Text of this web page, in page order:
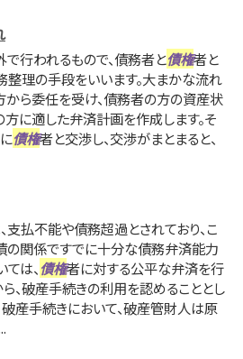
行われるもので、債務者と債権者と
整理の手段をいいます。大まかな流れ
から委任を受け、債務者の方の資産状
に適した弁済計画を作成します。そ
債権者と交渉し、交渉がまとまると、
払不能や債務超過とされており、こ
の関係ですでに十分な債務弁済能力
は、 債権者に対する公平な弁済を行
、破産手続きの利用を認めることとし
破産手続きにおいて、破産管財人は原